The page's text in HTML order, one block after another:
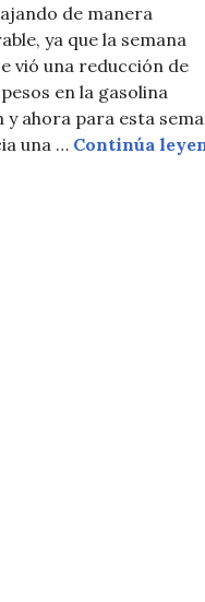
público
de manera
ya que la semana
vió una reducción de
en la gasolina
y ahora para esta
una … Continúa